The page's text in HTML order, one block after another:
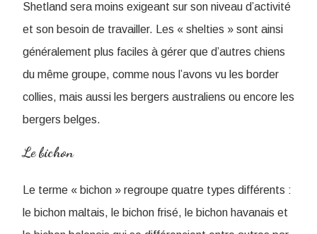
Shetland sera moins exigeant sur son niveau d’activité
et son besoin de travailler. Les « shelties » sont ainsi
généralement plus faciles à gérer que d’autres chiens
du même groupe, comme nous l’avons vu les border
collies, mais aussi les bergers australiens ou encore les
bergers belges.
Le bichon
Le terme « bichon » regroupe quatre types différents :
le bichon maltais, le bichon frisé, le bichon havanais et